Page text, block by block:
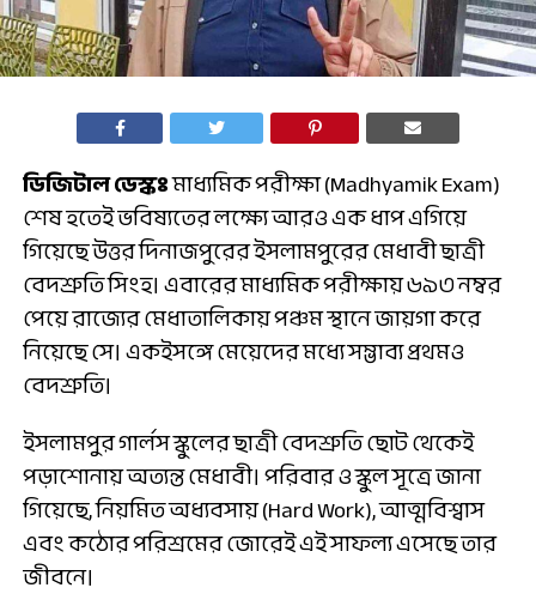
ডিজিটাল ডেস্কঃমাধ্যমিক পরীক্ষা (Madhyamik Exam)
শেষ হতেই ভবিষ্যতের লক্ষ্যে আরও এক ধাপ এগিয়ে
গিয়েছে উত্তর দিনাজপুরের ইসলামপুরের মেধাবী ছাত্রী
বেদশ্রুতি সিংহ। এবারের মাধ্যমিক পরীক্ষায় ৬৯৩ নম্বর
পেয়ে রাজ্যের মেধাতালিকায় পঞ্চম স্থানে জায়গা করে
নিয়েছে সে। একইসঙ্গে মেয়েদের মধ্যে সম্ভাব্য প্রথমও
বেদশ্রুতি।
ইসলামপুর গার্লস স্কুলের ছাত্রী বেদশ্রুতি ছোট থেকেই
পড়াশোনায় অত্যন্ত মেধাবী। পরিবার ও স্কুল সূত্রে জানা
গিয়েছে, নিয়মিত অধ্যবসায় (Hard Work), আত্মবিশ্বাস
এবং কঠোর পরিশ্রমের জোরেই এই সাফল্য এসেছে তার
জীবনে।